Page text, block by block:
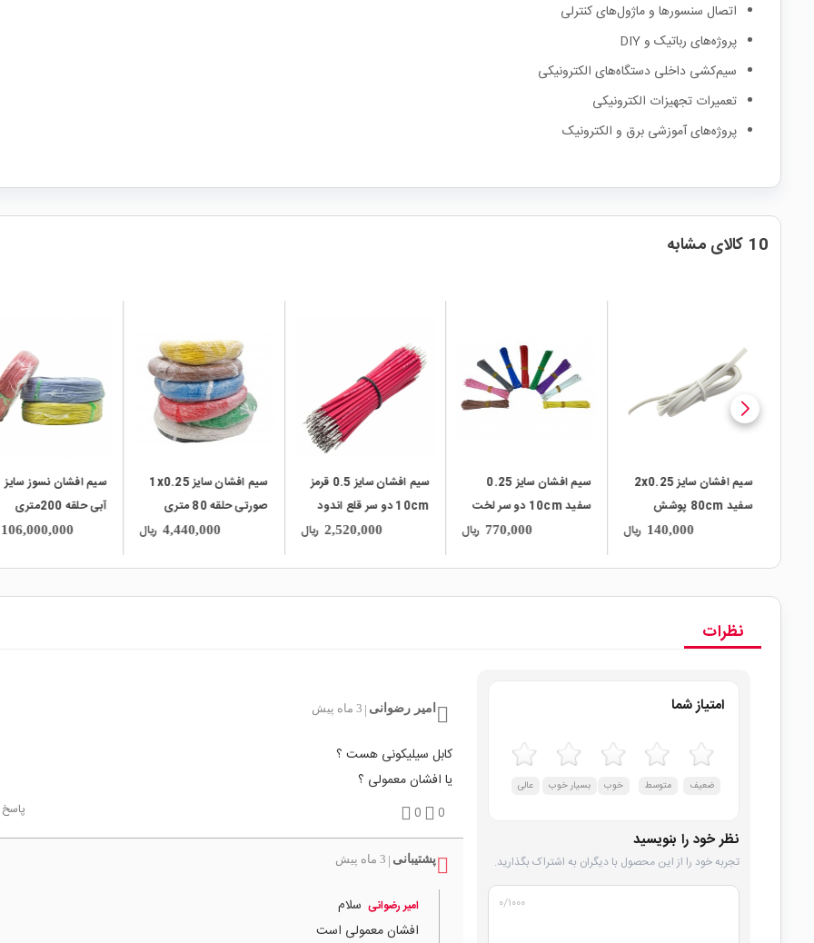
اتصال سنسورها و ماژول‌های کنترلی
پروژه‌های رباتیک و DIY
سیم‌کشی داخلی دستگاه‌های الکترونیکی
تعمیرات تجهیزات الکترونیکی
پروژه‌های آموزشی برق و الکترونیک
10 کالای مشابه
سیم افشان سایز 2x0.25
سفید 80cm پوشش
140,000 ریال
سیم افشان سایز 0.25
سفید 10cm دو سر لخت
770,000 ریال
سیم افشان سایز 0.5 قرمز
10cm دو سر قلع اندود
2,520,000 ریال
سیم افشان سایز 1x0.25
صورتی حلقه 80 متری
4,440,000 ریال
آبی حلقه 200متری
106,000,000
نظرات
امتیاز شما
ضعیف متوسط خوب بسیار خوب عالی
نظر خود را بنویسید
تجربه خود را از این محصول با دیگران به اشتراک بگذارید.
۰/۱۰۰۰
امیر رضوانی 3 ماه پیش
کابل سیلیکونی هست ؟
یا افشان معمولی ؟
0
0 پاسخ
پشتیبانی 3 ماه پیش
امیر رضوانی سلام
افشان معمولی است